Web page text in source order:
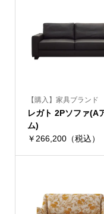
【購入】家具ブランド
レガト 2Pソファ(A
ム)
￥266,200（税込）